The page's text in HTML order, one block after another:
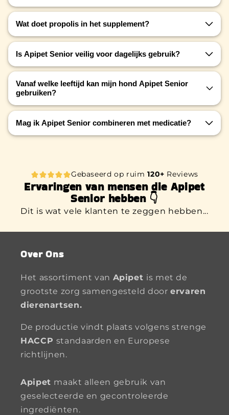
Wat doet propolis in het supplement?
Propolis werkt als een antioxidant, versterkt het
immuunsysteem en helpt ouderdomsgerelateerde
ziektes te bestrijden.
Is Apipet Senior veilig voor dagelijks gebruik?
Ja, Apipet Senior is gemaakt van 100% natuurlijke
ingrediënten en geschikt voor dagelijks gebruik.
Vanaf welke leeftijd kan mijn hond Apipet Senior
gebruiken?
Zodra je hond tekenen van veroudering vertoont,
zoals verminderde energie, kan Apipet Senior
ingezet worden.
Mag ik Apipet Senior combineren met medicatie?
Gebaseerd op ruim120+ Reviews
Ervaringen van mensen die Apipet
Senior hebben 👇
Dit is wat vele klanten te zeggen hebben...
Over Ons
Het assortiment van Apipet is met de
grootste zorg samengesteld doorervaren
dierenartsen.
De productie vindt plaats volgens strenge
HACCP standaarden en Europese
richtlijnen.
Apipet maakt alleen gebruik van
geselecteerde en gecontroleerde
ingrediënten.